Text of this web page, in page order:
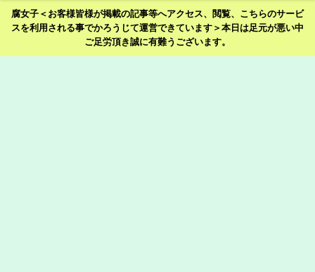
腐女子＜お客様皆様が掲載の記事等へアクセス、閲覧、こちらのサービ
スを利用される事でかろうじて運営できています＞本日は足元が悪い中
ご足労頂き誠に有難うございます。